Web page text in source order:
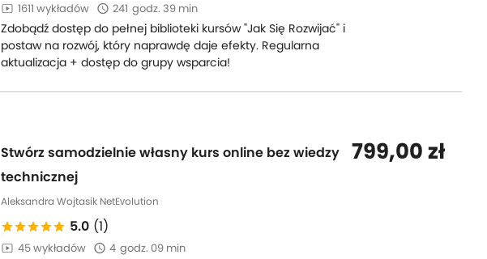
1611 wykładów 241 godz. 39 min
Zdobądź dostęp do pełnej biblioteki kursów "Jak Się Rozwijać" i
postaw na rozwój, który naprawdę daje efekty. Regularna
aktualizacja + dostęp do grupy wsparcia!
Stwórz samodzielnie własny kurs online bez wiedzy
technicznej
Aleksandra Wojtasik NetEvolution
5.0 (1)
45 wykładów 4 godz. 09 min
799,00 zł